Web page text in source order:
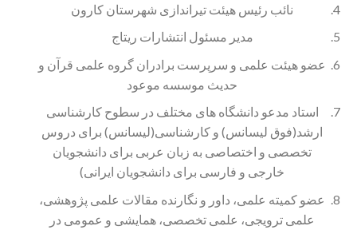
نائب رئیس هیئت تیراندازی شهرستان کارون
مدیر مسئول انتشارات ریتاج
عضو هیئت علمی و سرپرست برادران گروه علمی قرآن و
حدیث موسسه موعود
استاد مدعو دانشگاه های مختلف در سطوح کارشناسی
ارشد(فوق لیسانس) و کارشناسی(لیسانس) برای دروس
تخصصی و اختصاصی به زبان عربی برای دانشجویان
خارجی و فارسی برای دانشجویان ایرانی)
عضو کمیته علمی، داور و نگارنده مقالات علمی پژوهشی،
علمی ترویجی، علمی تخصصی، همایشی و عمومی در